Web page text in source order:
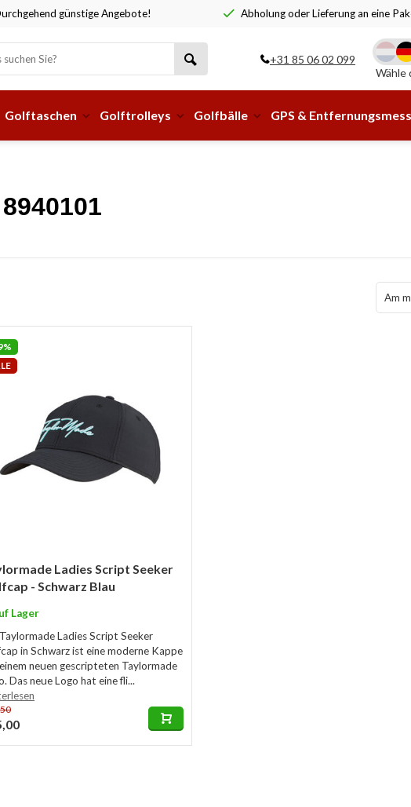
günstige Angebote! Abholung oder Lieferung an eine
+31 85 06 02 099
Wähle
Golftaschen Golftrolleys Golfbälle GPS &
Ladies Script Seeker
- Schwarz Blau
Lager
Ladies Script Seeker
in Schwarz ist eine moderne Kappe
neuen gescripteten Taylormade
Das neue Logo hat eine fli...